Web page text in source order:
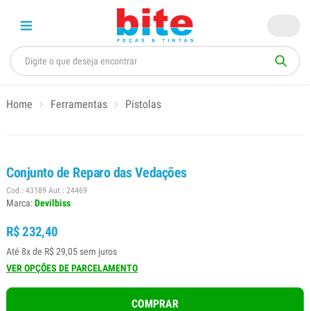
Home Ferramentas Pistolas
Conjunto de Reparo das Vedações
Cod.: 43189 Aut.: 24469
Marca:Devilbiss
R$ 232,40
Até 8x de R$ 29,05 sem juros
VER OPÇÕES DE PARCELAMENTO
COMPRAR